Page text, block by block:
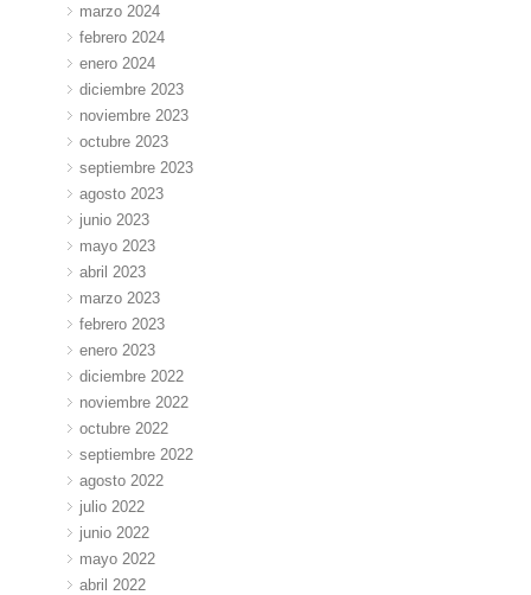
marzo 2024
febrero 2024
enero 2024
diciembre 2023
noviembre 2023
octubre 2023
septiembre 2023
agosto 2023
junio 2023
mayo 2023
abril 2023
marzo 2023
febrero 2023
enero 2023
diciembre 2022
noviembre 2022
octubre 2022
septiembre 2022
agosto 2022
julio 2022
junio 2022
mayo 2022
abril 2022